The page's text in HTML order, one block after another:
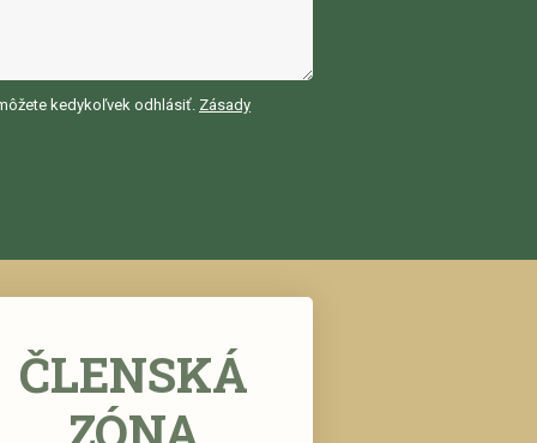
kedykoľvek odhlásiť. Zásady
ČLENSKÁ